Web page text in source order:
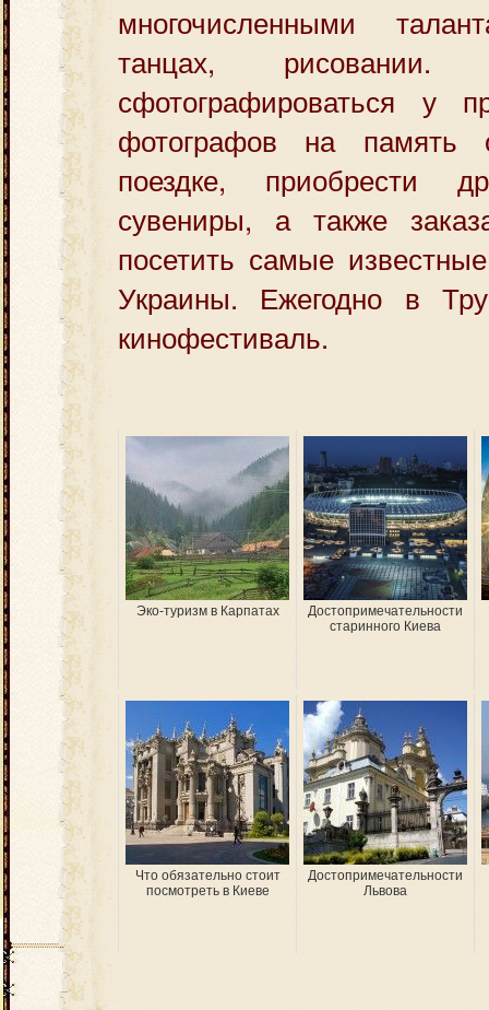
многочисленными
танцах,
сфотографироваться у
фотографов на память
поездке, приобрести
сувениры, а также
посетить самые
Украины. Ежегодно в
кинофестиваль.
Эко-туризм в Карпатах
Достопримечательности
старинного Киева
Что обязательно стоит
посмотреть в Киеве
Достопримечательности
Львова